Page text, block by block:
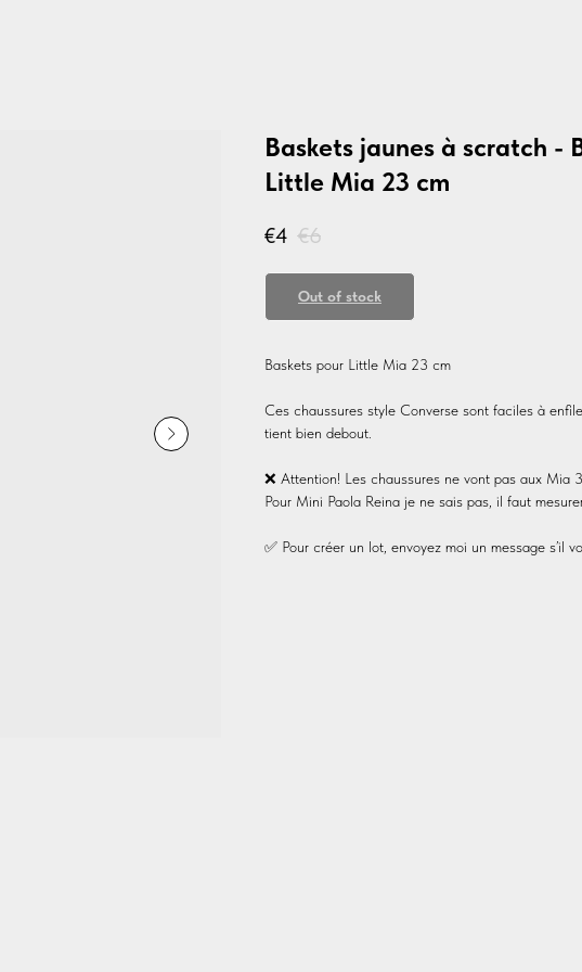
Baskets jaunes à scratch -
Little Mia 23 cm
€4 €6
Out of stock
Baskets pour Little Mia 23 cm
Ces chaussures style Converse sont faciles à
tient bien debout.
❌ Attention! Les chaussures ne vont pas aux Mia
Pour Mini Paola Reina je ne sais pas, il faut
✅ Pour créer un lot, envoyez moi un message s’il